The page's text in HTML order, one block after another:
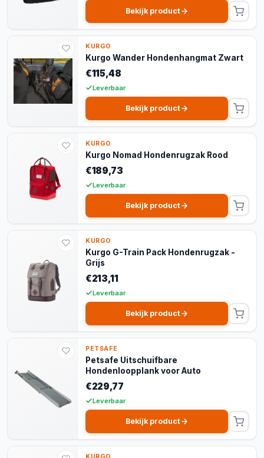
Bekijk product
KURGO
Kurgo Wander Hondenhangmat Zwart
€115,48
Leverbaar
Bekijk product
KURGO
Kurgo Nomad Hondenrugzak Rood
€189,73
Leverbaar
Bekijk product
KURGO
Kurgo G-Train Pack Hondenrugzak -
Grijs
€213,11
Leverbaar
Bekijk product
PETSAFE
Petsafe Uitschuifbare
Hondenloopplank voor Auto
€229,77
Leverbaar
Bekijk product
KURGO